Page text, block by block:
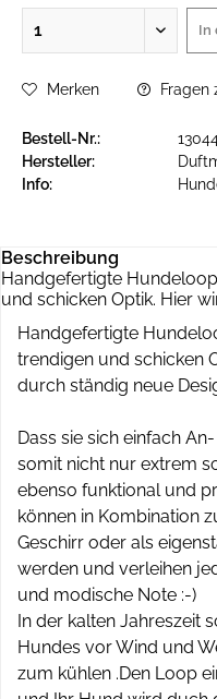
In
Merken Fragen
Bestell-Nr.:
Hersteller:
Info:
Beschreibung
Handgefertigte
und schicken Optik. Hier
Handgefertigte
trendigen und schicken
durch ständig neue
Dass sie sich einfach
somit nicht nur extrem
ebenso funktional und
können in Kombination
Geschirr oder als
werden und verleihen
und modische Note :-)
In der kalten Jahreszeit
Hundes vor Wind und
zum kühlen .Den Loop